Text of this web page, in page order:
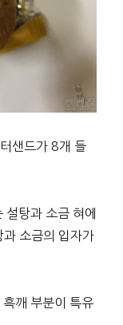
샌드가 8개 들
탕과 소금 혀에
소금의 입자가
깨 부분이 특유